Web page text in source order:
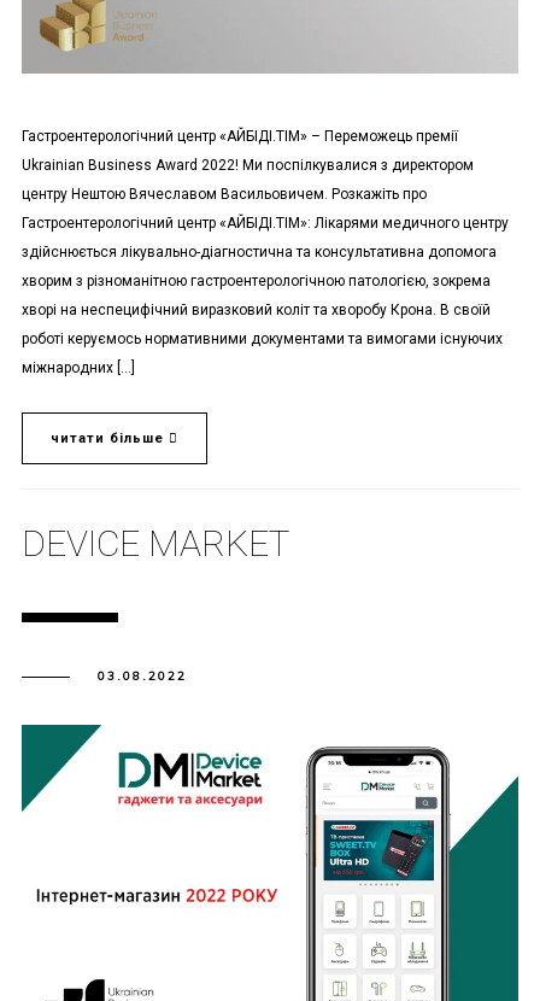
Гастроентерологічний центр «АЙБІДІ.ТІМ» – Переможець премії
Ukrainian Business Award 2022! Ми поспілкувалися з директором
центру Нештою Вячеславом Васильовичем. Розкажіть про
Гастроентерологічний центр «АЙБІДІ.ТІМ»: Лікарями медичного центру
здійснюється лікувально-діагностична та консультативна допомога
хворим з різноманітною гастроентерологічною патологією, зокрема
хворі на неспецифічний виразковий коліт та хворобу Крона. В своїй
роботі керуємось нормативними документами та вимогами існуючих
міжнародних […]
читати більше
DEVICE MARKET
03.08.2022